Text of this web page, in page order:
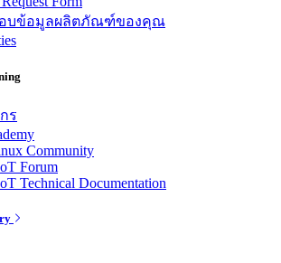
อบข้อมูลผลิตภัณฑ์ของคุณ
ร
Community
Forum
Technical Documentation